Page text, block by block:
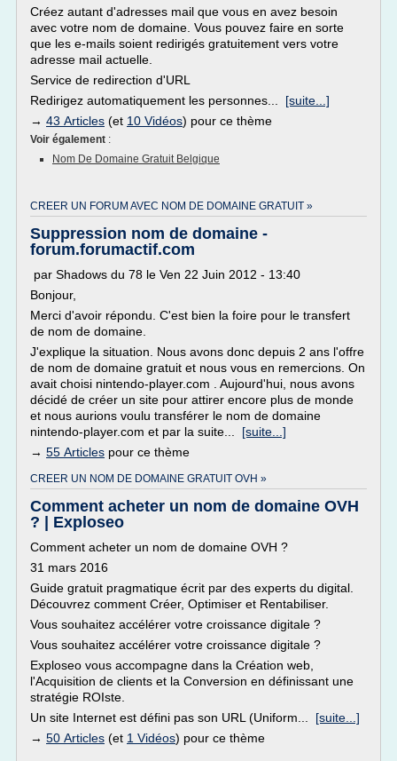
Créez autant d'adresses mail que vous en avez besoin
avec votre nom de domaine. Vous pouvez faire en sorte
que les e-mails soient redirigés gratuitement vers votre
adresse mail actuelle.
Service de redirection d'URL
Redirigez automatiquement les personnes... [suite...]
→ 43 Articles (et 10 Vidéos) pour ce thème
Voir également :
Nom De Domaine Gratuit Belgique
CREER UN FORUM AVEC NOM DE DOMAINE GRATUIT »
Suppression nom de domaine -
forum.forumactif.com
par Shadows du 78 le Ven 22 Juin 2012 - 13:40
Bonjour,
Merci d'avoir répondu. C'est bien la foire pour le transfert
de nom de domaine.
J'explique la situation. Nous avons donc depuis 2 ans l'offre
de nom de domaine gratuit et nous vous en remercions. On
avait choisi nintendo-player.com . Aujourd'hui, nous avons
décidé de créer un site pour attirer encore plus de monde
et nous aurions voulu transférer le nom de domaine
nintendo-player.com et par la suite... [suite...]
→ 55 Articles pour ce thème
CREER UN NOM DE DOMAINE GRATUIT OVH »
Comment acheter un nom de domaine OVH
? | Exploseo
Comment acheter un nom de domaine OVH ?
31 mars 2016
Guide gratuit pragmatique écrit par des experts du digital.
Découvrez comment Créer, Optimiser et Rentabiliser.
Vous souhaitez accélérer votre croissance digitale ?
Vous souhaitez accélérer votre croissance digitale ?
Exploseo vous accompagne dans la Création web,
l'Acquisition de clients et la Conversion en définissant une
stratégie ROIste.
Un site Internet est défini pas son URL (Uniform... [suite...]
→ 50 Articles (et 1 Vidéos) pour ce thème